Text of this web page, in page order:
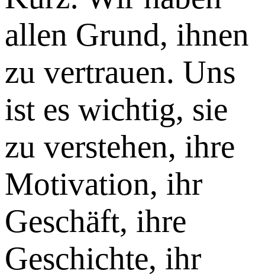
allen Grund, ihnen
zu vertrauen. Uns
ist es wichtig, sie
zu verstehen, ihre
Motivation, ihr
Geschäft, ihre
Geschichte, ihr